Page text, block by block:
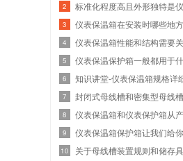
2
3
4
5
6
7
8
9
10